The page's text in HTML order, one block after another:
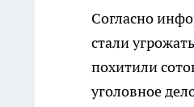
Согласно
стали
похитили
уголовное